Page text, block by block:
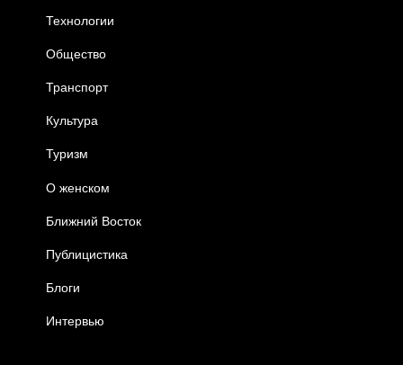
Технологии
Общество
Транспорт
Культура
Туризм
О женском
Ближний Восток
Публицистика
Блоги
Интервью